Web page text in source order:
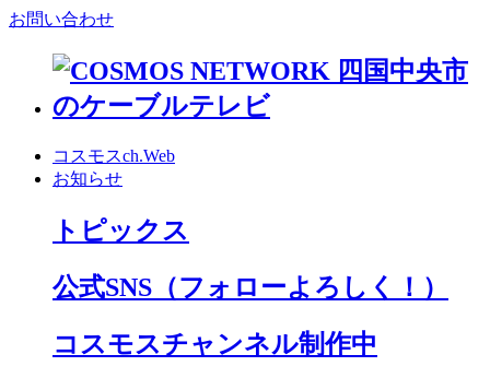
お問い合わせ
コスモスch.Web
お知らせ
トピックス
公式SNS （フォローよろしく！）
コスモスチャンネル制作中